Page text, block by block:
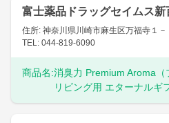
富士薬品ドラッグセイムス新
住所: 神奈川県川崎市麻生区万福寺１
TEL: 044-819-6090
商品名:消臭力 Premium Aroma（
リビング用 エターナルギ